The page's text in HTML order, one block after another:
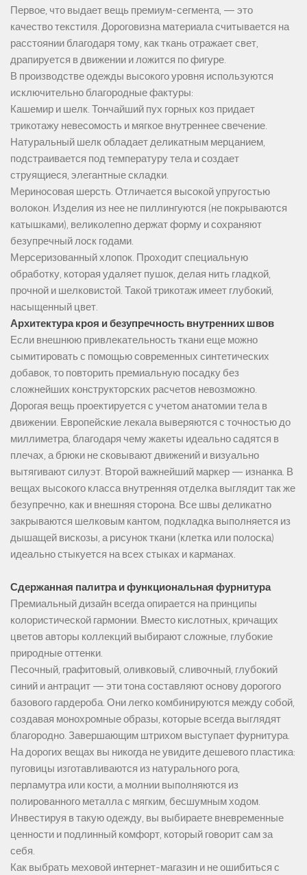
Первое, что выдает вещь премиум-сегмента, — это
качество текстиля. Дороговизна материала считывается на
расстоянии благодаря тому, как ткань отражает свет,
драпируется в движении и ложится по фигуре.
В производстве одежды высокого уровня используются
исключительно благородные фактуры:
Кашемир и шелк. Тончайший пух горных коз придает
трикотажу невесомость и мягкое внутреннее свечение.
Натуральный шелк обладает деликатным мерцанием,
подстраивается под температуру тела и создает
струящиеся, элегантные складки.
Мериносовая шерсть. Отличается высокой упругостью
волокон. Изделия из нее не пиллингуются (не покрываются
катышками), великолепно держат форму и сохраняют
безупречный лоск годами.
Мерсеризованный хлопок. Проходит специальную
обработку, которая удаляет пушок, делая нить гладкой,
прочной и шелковистой. Такой трикотаж имеет глубокий,
насыщенный цвет.
Архитектура кроя и безупречность внутренних швов
Если внешнюю привлекательность ткани еще можно
сымитировать с помощью современных синтетических
добавок, то повторить премиальную посадку без
сложнейших конструкторских расчетов невозможно.
Дорогая вещь проектируется с учетом анатомии тела в
движении. Европейские лекала выверяются с точностью до
миллиметра, благодаря чему жакеты идеально садятся в
плечах, а брюки не сковывают движений и визуально
вытягивают силуэт. Второй важнейший маркер — изнанка. В
вещах высокого класса внутренняя отделка выглядит так же
безупречно, как и внешняя сторона. Все швы деликатно
закрываются шелковым кантом, подкладка выполняется из
дышащей вискозы, а рисунок ткани (клетка или полоска)
идеально стыкуется на всех стыках и карманах.
Сдержанная палитра и функциональная фурнитура
Премиальный дизайн всегда опирается на принципы
колористической гармонии. Вместо кислотных, кричащих
цветов авторы коллекций выбирают сложные, глубокие
природные оттенки.
Песочный, графитовый, оливковый, сливочный, глубокий
синий и антрацит — эти тона составляют основу дорогого
базового гардероба. Они легко комбинируются между собой,
создавая монохромные образы, которые всегда выглядят
благородно. Завершающим штрихом выступает фурнитура.
На дорогих вещах вы никогда не увидите дешевого пластика:
пуговицы изготавливаются из натурального рога,
перламутра или кости, а молнии выполняются из
полированного металла с мягким, бесшумным ходом.
Инвестируя в такую одежду, вы выбираете вневременные
ценности и подлинный комфорт, который говорит сам за
себя.
Как выбрать меховой интернет-магазин и не ошибиться с